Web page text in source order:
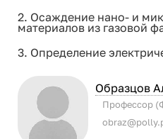
2. Осаждение нано- и
материалов из газовой
3. Определение
Образцов